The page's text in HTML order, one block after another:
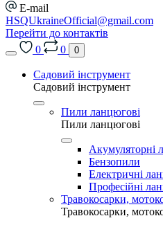
E-mail
HSQUkraineOfficial@gmail.com
Перейти до контактів
0
0 0
Садовий інструмент
Садовий інструмент
Пили ланцюгові
Пили ланцюгові
Акумуляторні
Бензопили
Електричні
Професійні
Травокосарки,
Травокосарки,